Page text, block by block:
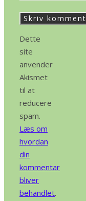
Dette
site
anvender
Akismet
til at
reducere
spam.
Læs om
hvordan
din
kommentar
bliver
behandlet.